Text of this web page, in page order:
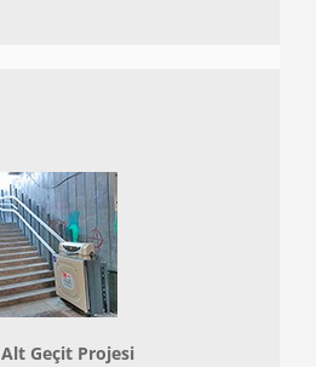
Geçit Projesi